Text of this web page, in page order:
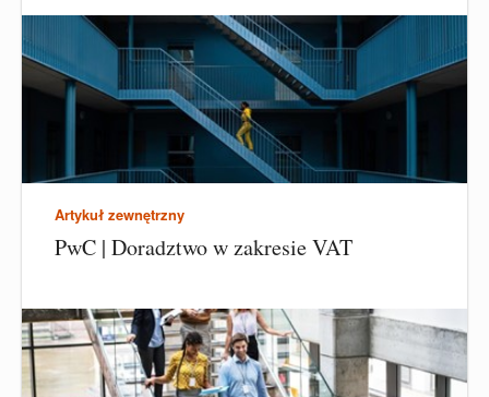
Artykuł zewnętrzny
PwC | Doradztwo w zakresie VAT